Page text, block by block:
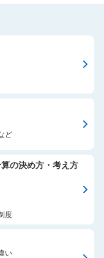
ど
の決め方・考え方
度
い